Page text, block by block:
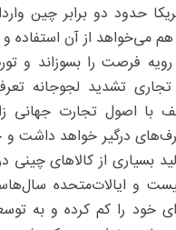
حدود دو برابر چین
می‌خواهد از آن استفاده
فرصت را بسوزاند و
تشدید لجوجانه
با اصول تجارت جهانی
درگیر خواهد داشت و
بسیاری از کالاهای چینی
و ایالات‌متحده
خود را کم کرده و به